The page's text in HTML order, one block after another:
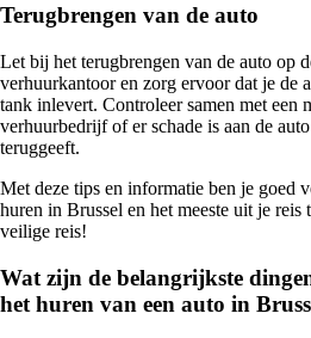
Terugbrengen van de auto
Let bij het terugbrengen van de auto op
verhuurkantoor en zorg ervoor dat je de
tank inlevert. Controleer samen met een
verhuurbedrijf of er schade is aan de
teruggeeft.
Met deze tips en informatie ben je goed
huren in Brussel en het meeste uit je reis
veilige reis!
Wat zijn de belangrijkste
het huren van een auto in